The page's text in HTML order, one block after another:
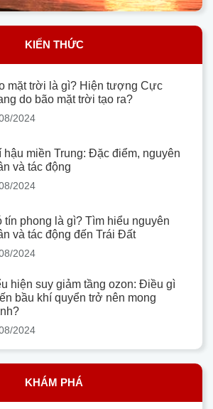
KIẾN THỨC
mặt trời là gì? Hiện tượng Cực
do bão mặt trời tạo ra?
2024
hậu miền Trung: Đặc điểm, nguyên
và tác động
2024
tín phong là gì? Tìm hiểu nguyên
và tác động đến Trái Đất
2024
hiện suy giảm tầng ozon: Điều gì
bầu khí quyển trở nên mong
2024
KHÁM PHÁ